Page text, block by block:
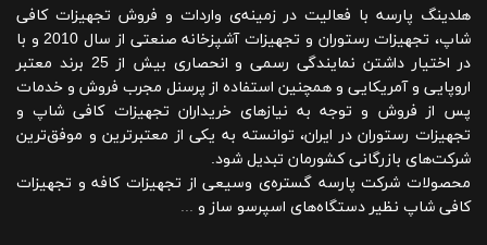
هلدینگ پارسه با فعالیت در زمینه‌ی واردات و فروش تجهیزات کافی
شاپ، تجهیزات رستوران و تجهیزات آشپزخانه صنعتی از سال 2010 و با
در اختیار داشتن نمایندگی رسمی و انحصاری بیش از 25 برند معتبر
اروپایی و آمریکایی و همچنین استفاده از پرسنل مجرب فروش و خدمات
پس از فروش و توجه به نیازهای خریداران تجهیزات کافی شاپ و
تجهیزات رستوران در ایران، توانسته به یکی از معتبرترین و موفق‌ترین
شرکت‌های بازرگانی کشورمان تبدیل شود.
محصولات شرکت پارسه گستره‌ی وسیعی از تجهیزات کافه و تجهیزات
کافی شاپ نظیر دستگاه‌های اسپرسو ساز و ...